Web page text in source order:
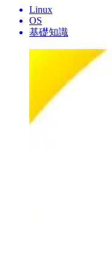
Linux
OS
基礎知識